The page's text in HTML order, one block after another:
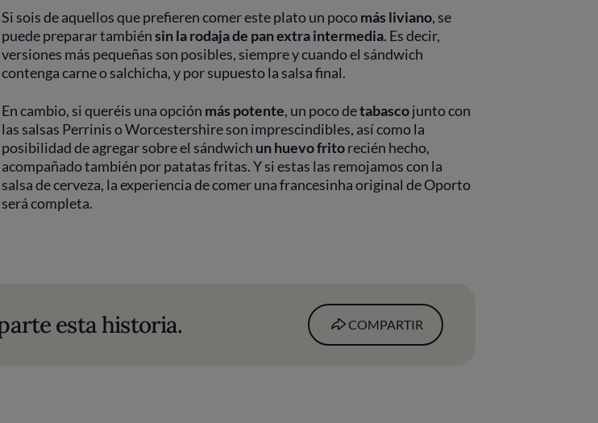
Si sois de aquellos que prefieren comer este plato un pocomás liviano, se
puede preparar tambiénsin la rodaja de pan extra intermedia. Es decir,
versiones más pequeñas son posibles, siempre y cuando el sándwich
contenga carne o salchicha, y por supuesto la salsa final.
En cambio, si queréis una opción más potente, un poco detabascojunto con
las salsas Perrinis o Worcestershire son imprescindibles, así como la
posibilidad de agregar sobre el sándwich un huevo fritorecién hecho,
acompañado también por patatas fritas. Y si estas las remojamos con la
salsa de cerveza, la experiencia de comer una francesinha original de Oporto
será completa.
esta historia. COMPARTIR